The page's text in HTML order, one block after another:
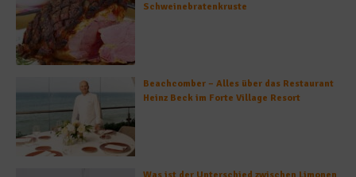
Schweinebratenkruste
Beachcomber – Alles über das Restaurant
Heinz Beck im Forte Village Resort